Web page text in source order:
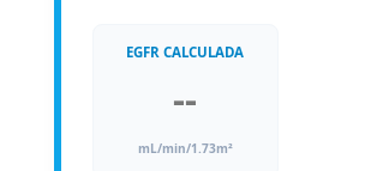
EGFR CALCULADA
--
mL/min/1.73m²